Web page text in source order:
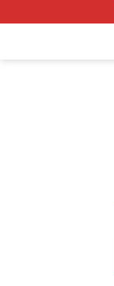
ke